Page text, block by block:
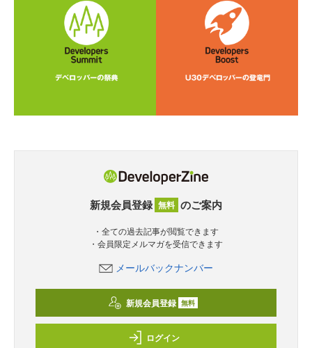
新規会員登録 無料 のご案内
・全ての過去記事が閲覧できます
・会員限定メルマガを受信できます
メールバックナンバー
新規会員登録 無料
ログイン